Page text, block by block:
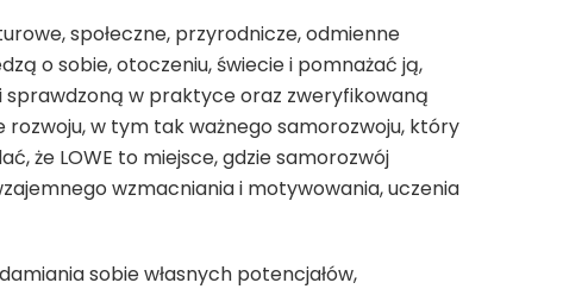
społeczne, przyrodnicze, odmienne
o sobie, otoczeniu, świecie i pomnażać ją,
sprawdzoną w praktyce oraz zweryfikowaną
w tym tak ważnego samorozwoju, który
że LOWE to miejsce, gdzie samorozwój
wzmacniania i motywowania, uczenia
sobie własnych potencjałów,